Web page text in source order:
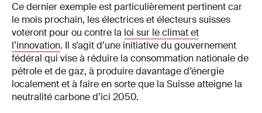
Ce dernier exemple est particulièrement pertinent car
le mois prochain, les électrices et électeurs suisses
voteront pour ou contre la loi sur le climat et
l’innovation. Il s’agit d’une initiative du gouvernement
fédéral qui vise à réduire la consommation nationale de
pétrole et de gaz, à produire davantage d’énergie
localement et à faire en sorte que la Suisse atteigne la
neutralité carbone d’ici 2050.